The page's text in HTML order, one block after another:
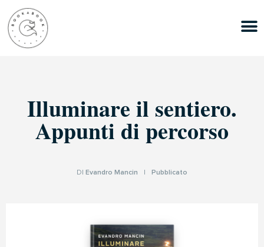
Illuminare il sentiero.
Appunti di percorso
DI Evandro Mancin Pubblicato